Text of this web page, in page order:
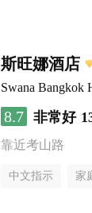
斯旺娜酒店
Swana Bangkok
8.7 非常好
靠近考山路
中文指示 家